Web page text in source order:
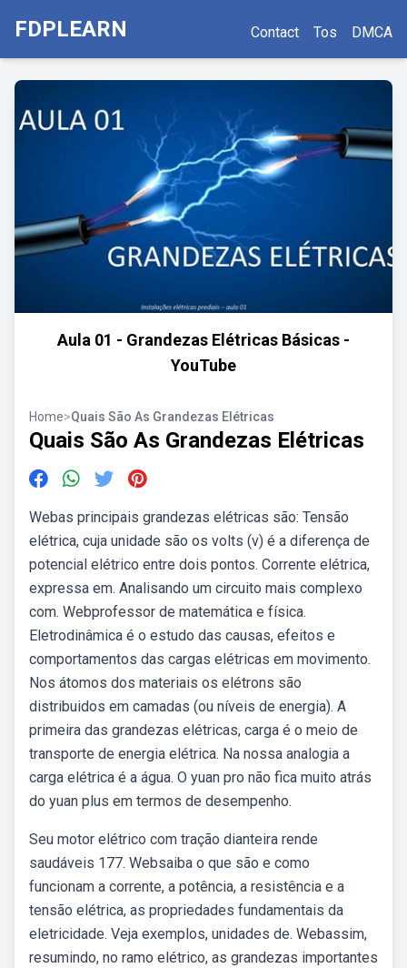
FDPLEARN Contact Tos DMCA
Aula 01 - Grandezas Elétricas Básicas -
YouTube
Home>Quais São As Grandezas Elétricas
Quais São As Grandezas Elétricas
Webas principais grandezas elétricas são: Tensão
elétrica, cuja unidade são os volts (v) é a diferença de
potencial elétrico entre dois pontos. Corrente elétrica,
expressa em. Analisando um circuito mais complexo
com. Webprofessor de matemática e física.
Eletrodinâmica é o estudo das causas, efeitos e
comportamentos das cargas elétricas em movimento.
Nos átomos dos materiais os elétrons são
distribuidos em camadas (ou níveis de energia). A
primeira das grandezas elétricas, carga é o meio de
transporte de energia elétrica. Na nossa analogia a
carga elétrica é a água. O yuan pro não fica muito atrás
do yuan plus em termos de desempenho.
Seu motor elétrico com tração dianteira rende
saudáveis 177. Websaiba o que são e como
funcionam a corrente, a potência, a resistência e a
tensão elétrica, as propriedades fundamentais da
eletricidade. Veja exemplos, unidades de. Webassim,
resumindo, no ramo elétrico, as grandezas importantes